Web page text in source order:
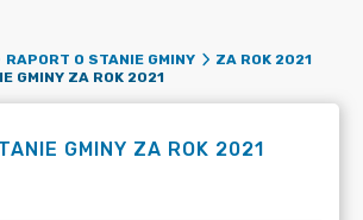
RAPORT O STANIE GMINY
ZA ROK 2021
GMINY ZA ROK 2021
GMINY ZA ROK 2021